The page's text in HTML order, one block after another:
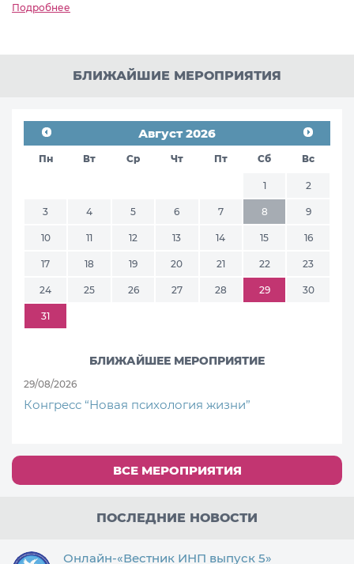
Подробнее
БЛИЖАЙШИЕ МЕРОПРИЯТИЯ
Август 2026
Пн Вт Ср Чт Пт Сб Вс
1 2
3 4 5 6 7 8 9
10 11 12 13 14 15 16
17 18 19 20 21 22 23
24 25 26 27 28 29 30
31
БЛИЖАЙШЕЕ МЕРОПРИЯТИЕ
29/08/2026
Конгресс “Новая психология жизни”
ВСЕ МЕРОПРИЯТИЯ
ПОСЛЕДНИЕ НОВОСТИ
Онлайн-«Вестник ИНП выпуск 5»